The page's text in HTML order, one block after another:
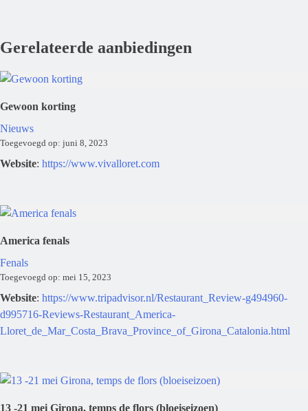
Gerelateerde aanbiedingen
Gewoon korting
Nieuws
Toegevoegd op: juni 8, 2023
Website: https://www.vivalloret.com
America fenals
Fenals
Toegevoegd op: mei 15, 2023
Website: https://www.tripadvisor.nl/Restaurant_Review-g494960-
d995716-Reviews-Restaurant_America-
Lloret_de_Mar_Costa_Brava_Province_of_Girona_Catalonia.html
13 -21 mei Girona, temps de flors (bloeiseizoen)